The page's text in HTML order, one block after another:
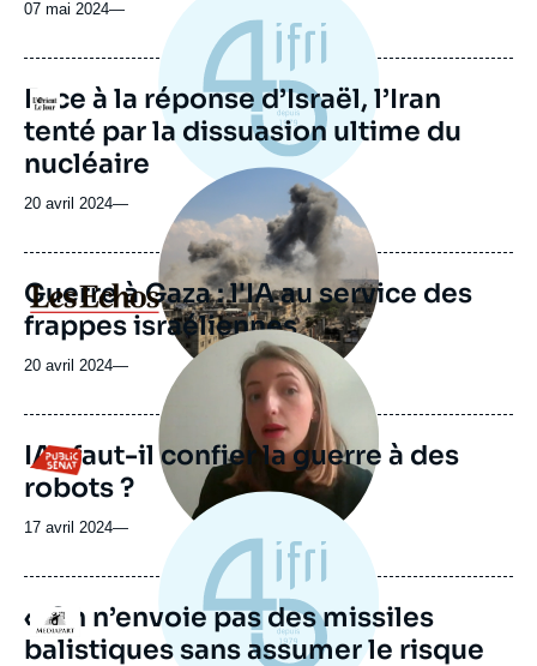
07 mai 2024—
Logo
Face à la réponse d’Israël, l’Iran
tenté par la dissuasion ultime du
nucléaire
20 avril 2024—
Logo
Image
principale
médiatique
Guerre à Gaza : l'IA au service des
frappes israéliennes
20 avril 2024—
Logo
Image
principale
médiatique
IA : faut-il confier la guerre à des
robots ?
17 avril 2024—
Logo
« On n’envoie pas des missiles
balistiques sans assumer le risque